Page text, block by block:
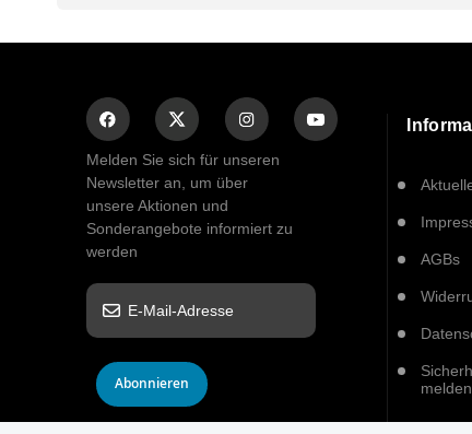
Melden Sie sich für unseren
Newsletter an, um über
unsere Aktionen und
Sonderangebote informiert zu
werden
Abonnieren
AGBs
melden